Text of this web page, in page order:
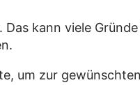
kann viele
um zur